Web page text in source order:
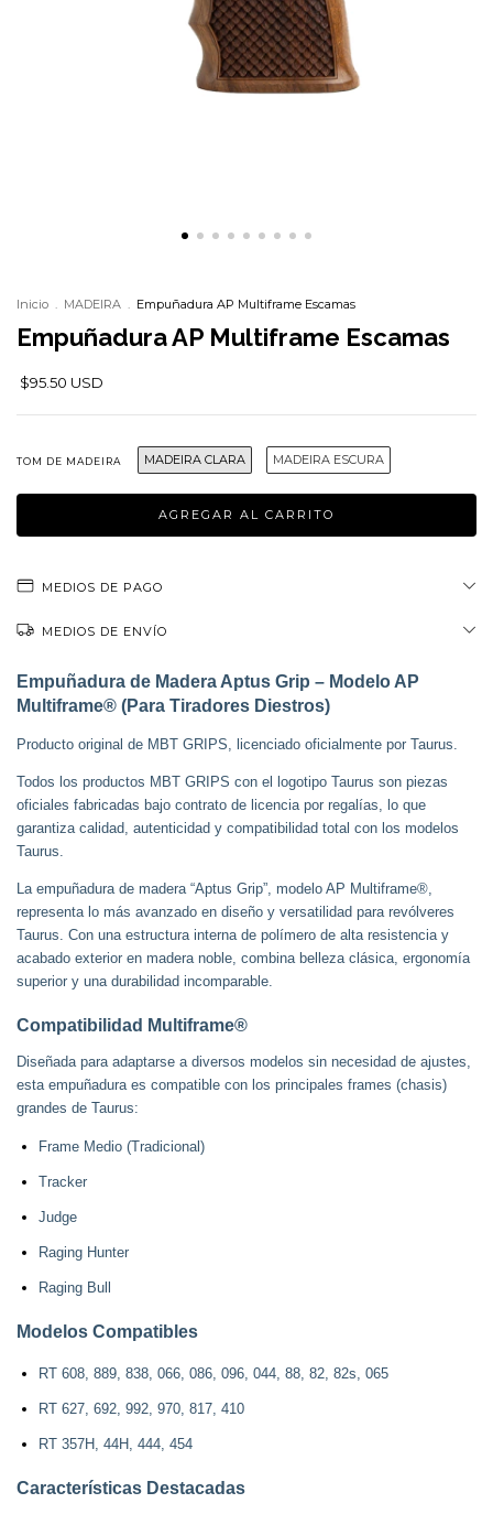
Inicio . MADEIRA . Empuñadura AP Multiframe Escamas
Empuñadura AP Multiframe Escamas
$95.50 USD
TOM DE MADEIRA MADEIRA CLARA MADEIRA ESCURA
MEDIOS DE PAGO
MEDIOS DE ENVÍO
Empuñadura de Madera Aptus Grip – Modelo AP
Multiframe® (Para Tiradores Diestros)
Producto original de MBT GRIPS, licenciado oficialmente por Taurus.
Todos los productos MBT GRIPS con el logotipo Taurus son piezas
oficiales fabricadas bajo contrato de licencia por regalías, lo que
garantiza calidad, autenticidad y compatibilidad total con los modelos
Taurus.
La empuñadura de madera “Aptus Grip”, modelo AP Multiframe®,
representa lo más avanzado en diseño y versatilidad para revólveres
Taurus. Con una estructura interna de polímero de alta resistencia y
acabado exterior en madera noble, combina belleza clásica, ergonomía
superior y una durabilidad incomparable.
Compatibilidad Multiframe®
Diseñada para adaptarse a diversos modelos sin necesidad de ajustes,
esta empuñadura es compatible con los principales frames (chasis)
grandes de Taurus:
Frame Medio (Tradicional)
Tracker
Judge
Raging Hunter
Raging Bull
Modelos Compatibles
RT 608, 889, 838, 066, 086, 096, 044, 88, 82, 82s, 065
RT 627, 692, 992, 970, 817, 410
RT 357H, 44H, 444, 454
Características Destacadas